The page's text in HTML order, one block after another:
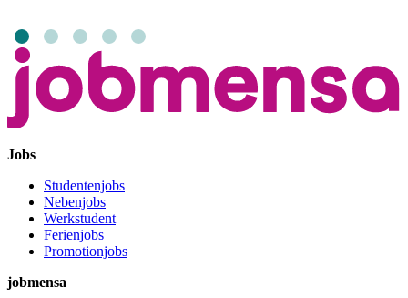
Jobs
Studentenjobs
Nebenjobs
Werkstudent
Ferienjobs
Promotionjobs
jobmensa